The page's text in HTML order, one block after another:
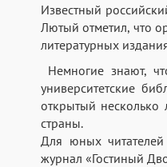
Известный
Лютый отметил, что
литературных
Немногие знают,
университетские
открытый несколько
страны.
Для юных
журнал «Гостиный